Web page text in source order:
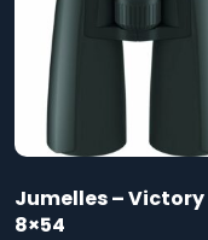
Jumelles – Victory
8×54